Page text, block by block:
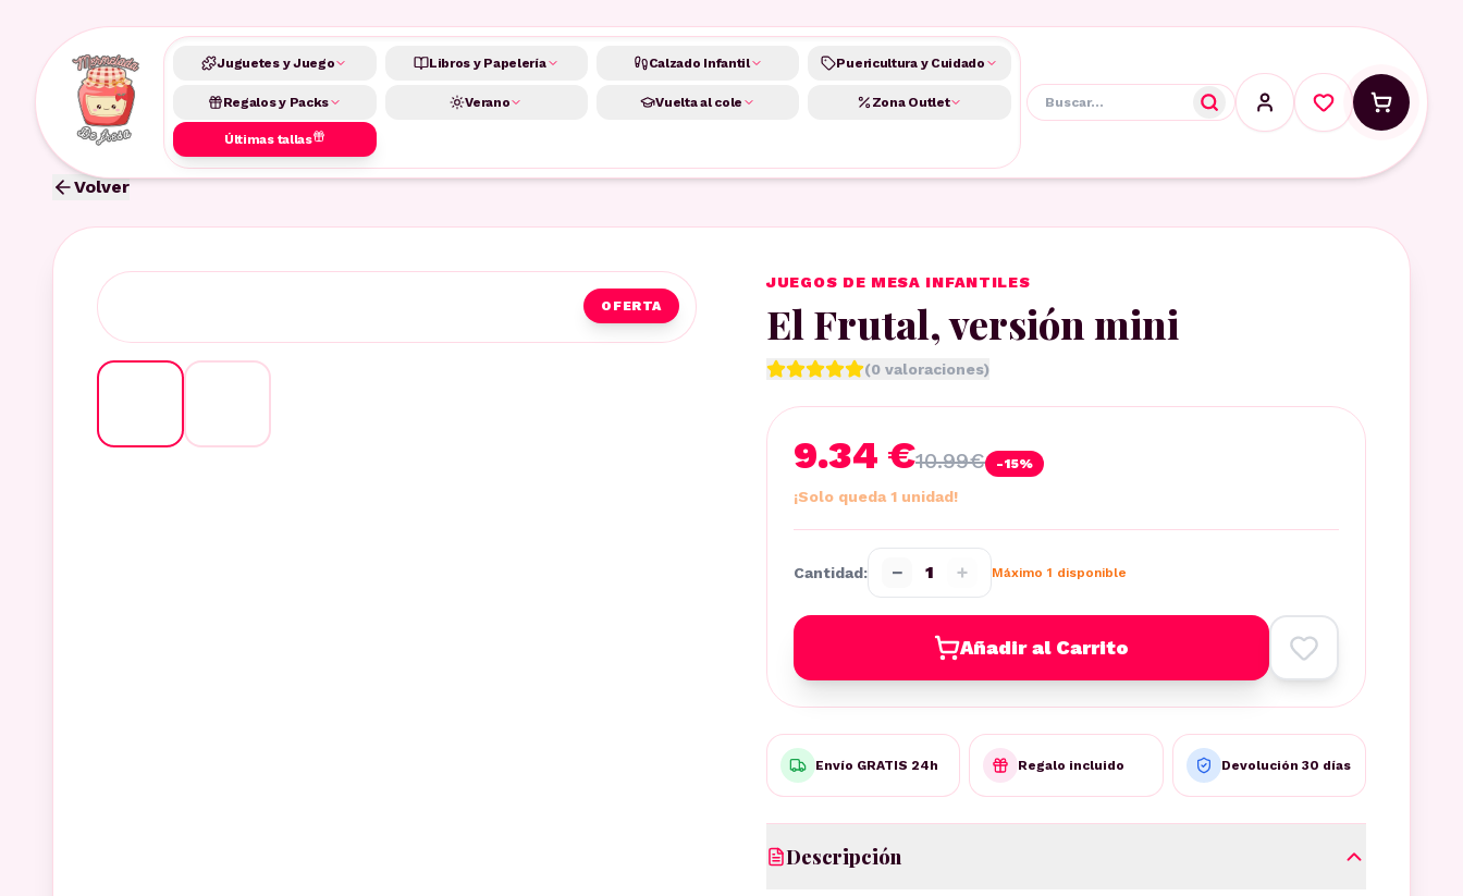
Juguetes y Juego Libros y Papelería Calzado Infantil Puericultura y Cuidado
Regalos y Packs Verano Vuelta al cole Zona Outlet
Últimas tallas
Volver
OFERTA
JUEGOS DE MESA INFANTILES
El Frutal, versión mini
(0 valoraciones)
9.34 €10.99€ -15%
¡Solo queda 1 unidad!
Cantidad: − 1 + Máximo 1 disponible
Añadir al Carrito
Envío GRATIS 24h Regalo incluido Devolución 30 días
Descripción